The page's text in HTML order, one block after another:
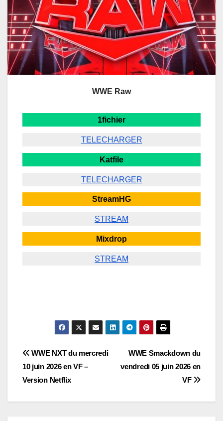
WWE Raw
1fichier
TELECHARGER
Katfile
TELECHARGER
StreamHG
STREAM
Mixdrop
STREAM
Navigation
de
l’article
WWE Smackdown du
vendredi 05 juin 2026 en
VF
WWE NXT du mercredi
10 juin 2026 en VF –
Version Netflix